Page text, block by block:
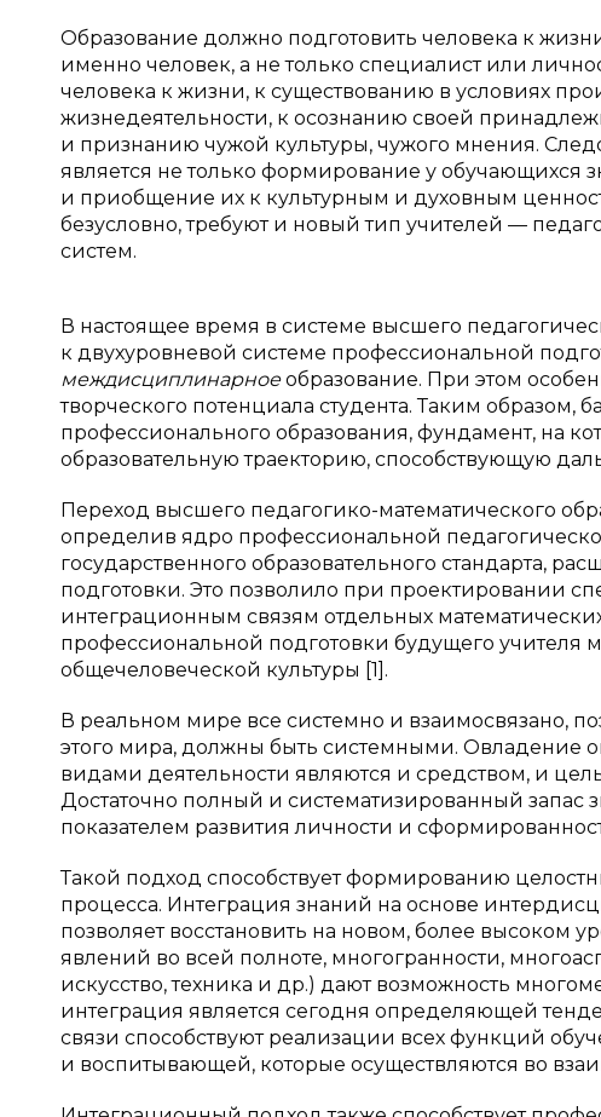
Образование должно подготовить человека к
именно человек, а не только специалист или
человека к жизни, к существованию в условиях
жизнедеятельности, к осознанию своей
и признанию чужой культуры, чужого мнения.
является не только формирование у обучающихся
и приобщение их к культурным и духовным
безусловно, требуют и новый тип учителей —
систем.
В настоящее время в системе высшего
к двухуровневой системе профессиональной
междисциплинарноеобразование. При этом
творческого потенциала студента. Таким образом,
профессионального образования, фундамент, на
образовательную траекторию, способствующую
Переход высшего педагогико-математического
определив ядро профессиональной
государственного образовательного стандарта,
подготовки. Это позволило при проектировании
интеграционным связям отдельных
профессиональной подготовки будущего учителя
общечеловеческой культуры [1].
В реальном мире все системно и взаимосвязано,
этого мира, должны быть системными. Овладение
видами деятельности являются и средством, и
Достаточно полный и систематизированный
показателем развития личности и
Такой подход способствует формированию
процесса. Интеграция знаний на основе
позволяет восстановить на новом, более высоком
явлений во всей полноте, многогранности,
искусство, техника и др.) дают возможность
интеграция является сегодня определяющей
связи способствуют реализации всех функций
и воспитывающей, которые осуществляются во